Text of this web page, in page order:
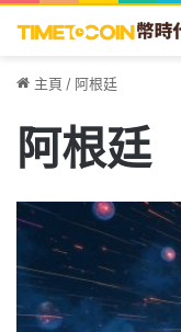
主頁 / 阿根廷
阿根廷